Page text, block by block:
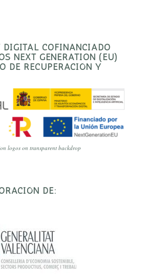
DIGITAL COFINANCIADO
NEXT GENERATION (EU)
DE RECUPERACIÓN Y
logos on transparent backdrop
DE: